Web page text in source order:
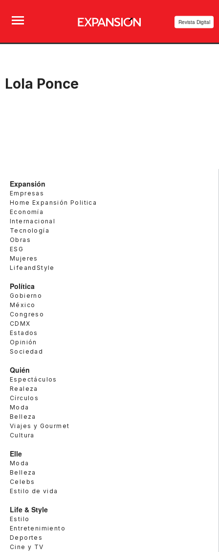
Revista Digital
Lola Ponce
Expansión
Empresas
Home Expansión Politica
Economía
Internacional
Tecnología
Obras
ESG
Mujeres
LifeandStyle
Política
Gobierno
México
Congreso
CDMX
Estados
Opinión
Sociedad
Quién
Espectáculos
Realeza
Círculos
Moda
Belleza
Viajes y Gourmet
Cultura
Elle
Moda
Belleza
Celebs
Estilo de vida
Life & Style
Estilo
Entretenimiento
Deportes
Cine y TV